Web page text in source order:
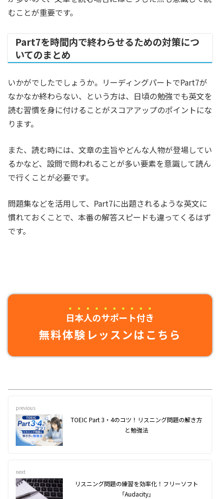
むことが重要です。
Part7を時間内で終わらせるための対策につ
いてのまとめ
いかがでしたでしょうか。リーディングパートでPart7が
なかなか終わらない、という方は、日頃の勉強でも英文を
読む習慣を身に付けることがスコアアップのポイントにな
ります。
また、読む時には、文章の主旨やどんな人物が登場してい
るかなど、設問で問われることが多い要素を意識して読ん
で行くことが必要です。
問題集などを活用して、Part7に出題されるような英文に
慣れておくことで、本番の解答スピードも違ってくるはず
です。
日本人のサポート付き
無料体験レッスンはこちら
previous
TOEIC Part 3・4のコツ！リスニング問題の解き方
と勉強法
next
リスニング問題の練習を効率化！フリーソフト
「Audacity」